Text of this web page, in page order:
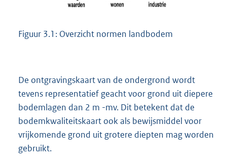
Figuur 3.1: Overzicht normen landbodem
De ontgravingskaart van de ondergrond wordt
tevens representatief geacht voor grond uit diepere
bodemlagen dan 2 m -mv. Dit betekent dat de
bodemkwaliteitskaart ook als bewijsmiddel voor
vrijkomende grond uit grotere diepten mag worden
gebruikt.